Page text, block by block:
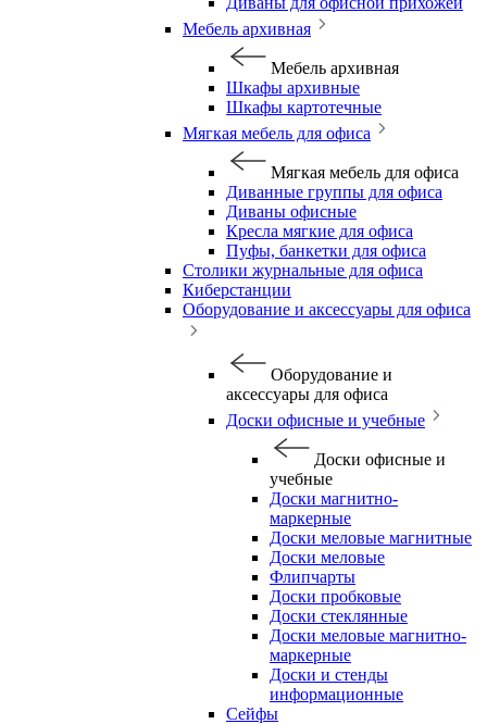
Мебель архивная
Мебель архивная
Шкафы архивные
Шкафы картотечные
Мягкая мебель для офиса
Мягкая мебель для офиса
Диванные группы для офиса
Диваны офисные
Кресла мягкие для офиса
Пуфы, банкетки для офиса
Столики журнальные для офиса
Киберстанции
Оборудование и аксессуары для офиса
Оборудование и
аксессуары для офиса
Доски офисные и учебные
Доски офисные и
учебные
Доски магнитно-
маркерные
Доски меловые магнитные
Доски меловые
Флипчарты
Доски пробковые
Доски стеклянные
Доски меловые магнитно-
маркерные
Доски и стенды
информационные
Сейфы